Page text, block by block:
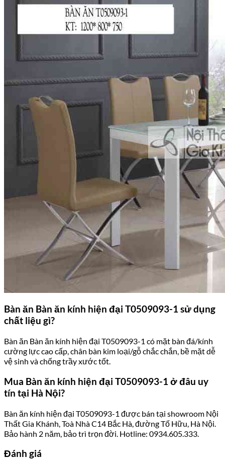
Bàn ăn Bàn ăn kính hiện đại T0509093-1 sử dụng
chất liệu gì?
Bàn ăn Bàn ăn kính hiện đại T0509093-1 có mặt bàn đá/kính
cường lực cao cấp, chân bàn kim loại/gỗ chắc chắn, bề mặt dễ
vệ sinh và chống trầy xước tốt.
Mua Bàn ăn kính hiện đại T0509093-1 ở đâu uy
tín tại Hà Nội?
Bàn ăn kính hiện đại T0509093-1 được bán tại showroom Nội
Thất Gia Khánh, Toà Nhà C14 Bắc Hà, đường Tố Hữu, Hà Nội.
Bảo hành 2 năm, bảo trì trọn đời. Hotline: 0934.605.333.
Đánh giá